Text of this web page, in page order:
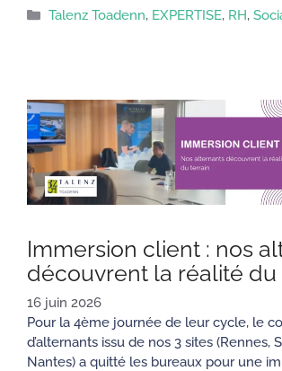
Catégories
Talenz Toadenn, EXPERTISE, RH,
Immersion client : nos
découvrent la réalité du
16 juin 2026
Pour la 4ème journée de leur cycle, le
d’alternants issu de nos 3 sites (Rennes,
Nantes) a quitté les bureaux pour une